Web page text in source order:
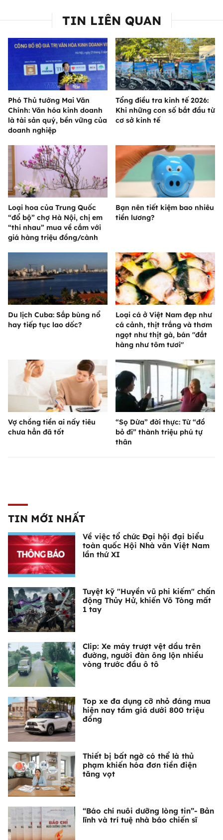
TIN LIÊN QUAN
Phó Thủ tướng Mai Văn
Chính: Văn hóa kinh doanh
là tài sản quý, bền vững của
doanh nghiệp
Tổng điều tra kinh tế 2026:
Khi những con số bắt đầu từ
cơ sở kinh tế
Loại hoa của Trung Quốc
“đổ bộ” chợ Hà Nội, chị em
“thi nhau” mua về cắm với
giá hàng triệu đồng/cành
Bạn nên tiết kiệm bao nhiêu
tiền lương?
Du lịch Cuba: Sắp bùng nổ
hay tiếp tục lao dốc?
Loại cá ở Việt Nam đẹp như
cá cảnh, thịt trắng và thơm
ngọt như thịt gà, bán "đắt
hàng như tôm tươi"
Vợ chồng tiền ai nấy tiêu
chưa hẳn đã tốt
“Sọ Dừa” đời thực: Từ “đồ
bỏ đi” thành triệu phú tự
thân
TIN MỚI NHẤT
Về việc tổ chức Đại hội đại biểu
toàn quốc Hội Nhà văn Việt Nam
lần thứ XI
Tuyệt kỹ "Huyền vũ phi kiếm" chấn
động Thủy Hử, khiến Võ Tòng mất
1 tay
Clip: Xe máy trượt vệt dầu trên
đường, người đàn ông lộn nhiều
vòng trước đầu ô tô
Top xe đa dụng cỡ nhỏ đáng mua
hiện nay tầm giá dưới 800 triệu
đồng
Thiết bị bất ngờ có thể là thủ
phạm khiến hóa đơn tiền điện
tăng vọt
“Báo chí nuôi dưỡng lòng tin”- Bản
lĩnh và trí tuệ nhà báo chiến sĩ